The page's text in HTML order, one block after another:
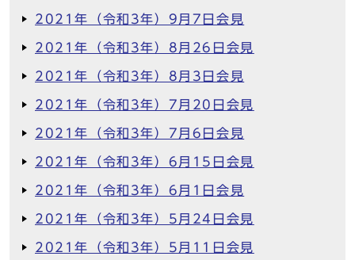
2021年（令和3年）9月7日会見
2021年（令和3年）8月26日会見
2021年（令和3年）8月3日会見
2021年（令和3年）7月20日会見
2021年（令和3年）7月6日会見
2021年（令和3年）6月15日会見
2021年（令和3年）6月1日会見
2021年（令和3年）5月24日会見
2021年（令和3年）5月11日会見